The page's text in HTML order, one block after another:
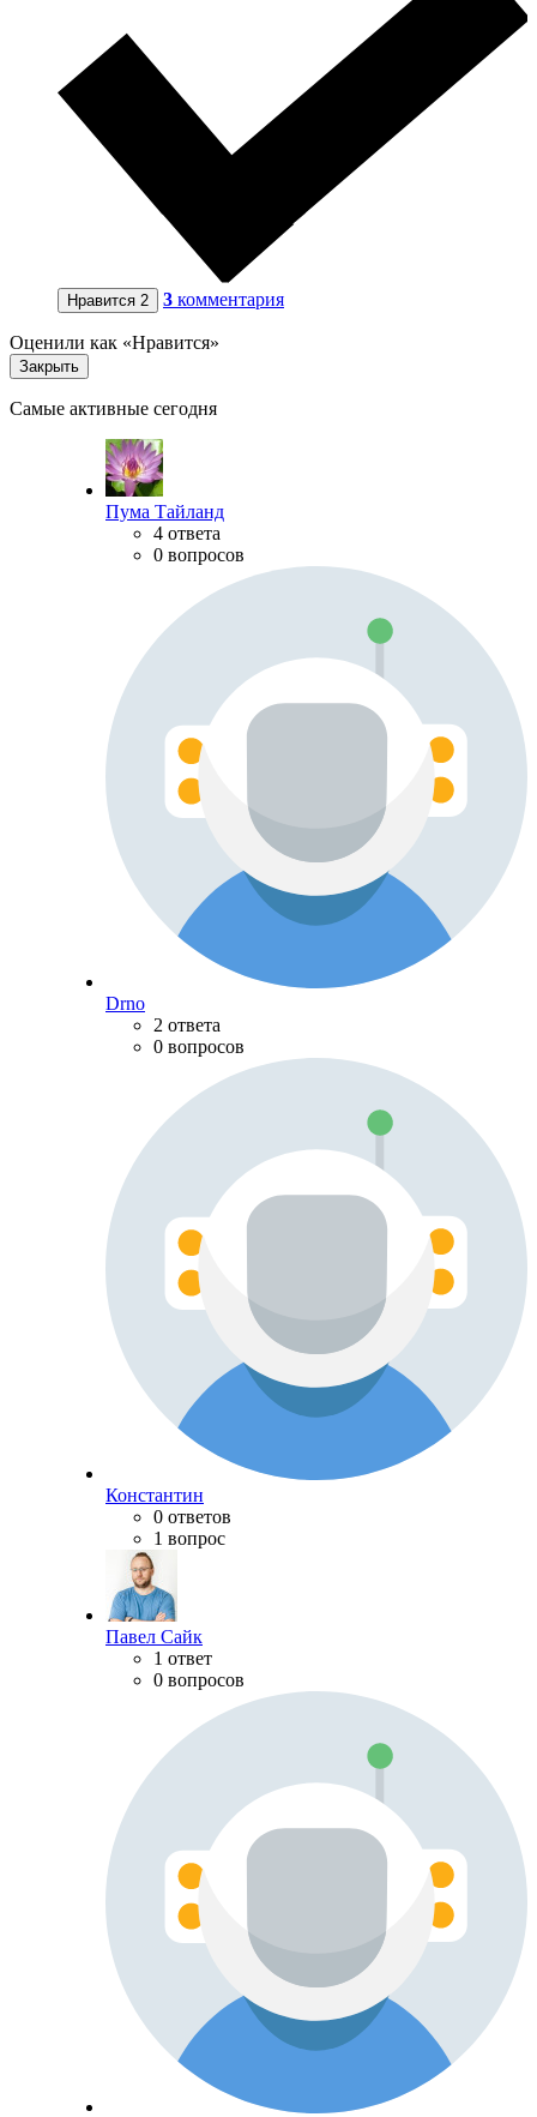
Нравится 2 3 комментария
Оценили как «Нравится»
Закрыть
Самые активные сегодня
Пума Тайланд
4 ответа
0 вопросов
Drno
2 ответа
0 вопросов
Константин
0 ответов
1 вопрос
Павел Сайк
1 ответ
0 вопросов